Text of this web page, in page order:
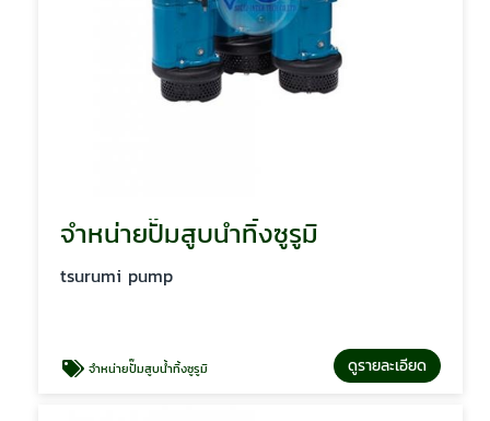
จำหน่ายปั๊มสูบน้ำทิ้งซูรูมิ
tsurumi pump
จำหน่ายปั๊มสูบน้ำทิ้งซูรูมิ ดูรายละเอียด